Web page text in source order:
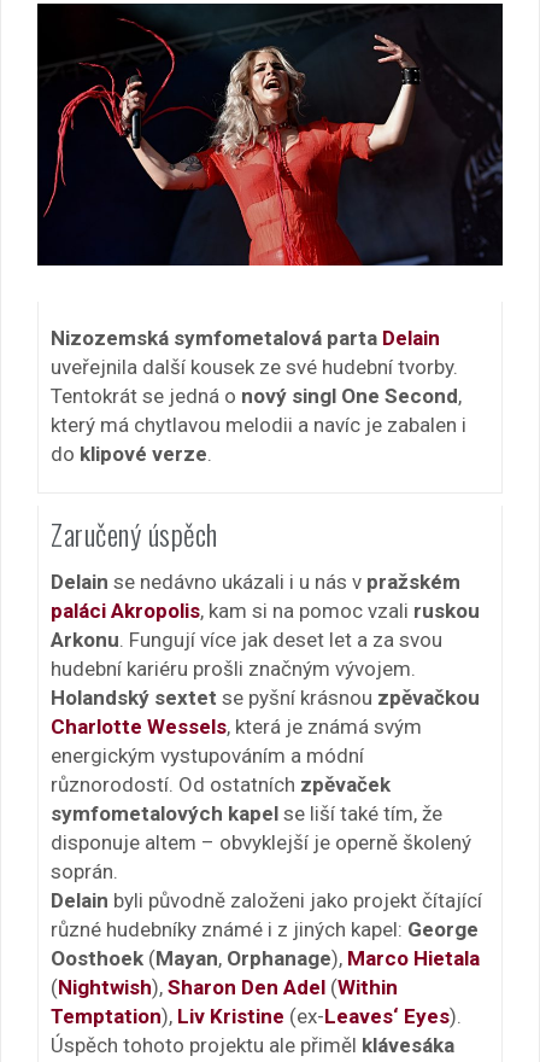
Nizozemská symfometalová parta Delain
uveřejnila další kousek ze své hudební tvorby.
Tentokrát se jedná o nový singl One Second,
který má chytlavou melodii a navíc je zabalen i
do klipové verze
Zaručený úspěch
Delain se nedávno ukázali i u nás v pražském
paláci Akropolis, kam si na pomoc vzali ruskou
Arkonu . Fungují více jak deset let a za svou
hudební kariéru prošli značným vývojem.
Holandský sextet se pyšní krásnou zpěvačkou
Charlotte Wessels, která je známá svým
energickým vystupováním a módní
různorodostí. Od ostatních zpěvaček
symfometalových kapel se liší také tím, že
disponuje altem – obvyklejší je operně školený
soprán.
Delain byli původně založeni jako projekt čítající
různé hudebníky známé i z jiných kapel: George
Oosthoek (Mayan, Orphanage), Marco Hietala
(Nightwish), Sharon Den Adel (Within
Temptation), Liv Kristine (ex-Leaves‘ Eyes).
Úspěch tohoto projektu ale přiměl klávesáka